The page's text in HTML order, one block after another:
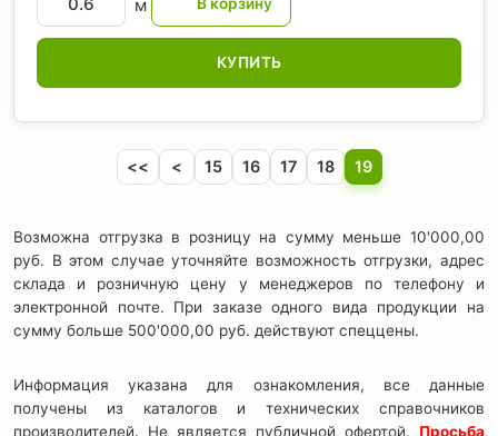
м
КУПИТЬ
<< < 15 16 17 18 19
Возможна отгрузка в розницу на сумму меньше 10'000,00
руб. В этом случае уточняйте возможность отгрузки, адрес
склада и розничную цену у менеджеров по телефону и
электронной почте. При заказе одного вида продукции на
сумму больше 500'000,00 руб. действуют спеццены.
Информация указана для ознакомления, все данные
получены из каталогов и технических справочников
производителей. Не является публичной офертой. Просьба